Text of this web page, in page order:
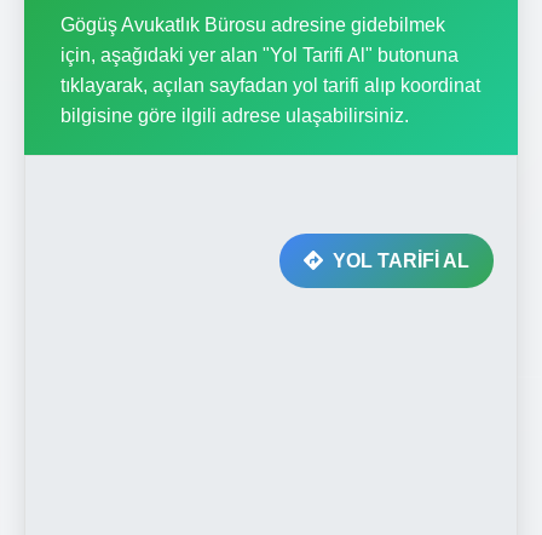
Gögüş Avukatlık Bürosu adresine gidebilmek
için, aşağıdaki yer alan "Yol Tarifi Al" butonuna
tıklayarak, açılan sayfadan yol tarifi alıp koordinat
bilgisine göre ilgili adrese ulaşabilirsiniz.
YOL TARİFİ AL